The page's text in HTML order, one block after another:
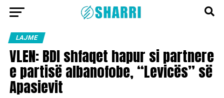
LAJME
VLEN: BDI shfaqet hapur si partnere
e partisë albanofobe, “Levicës” së
Apasievit